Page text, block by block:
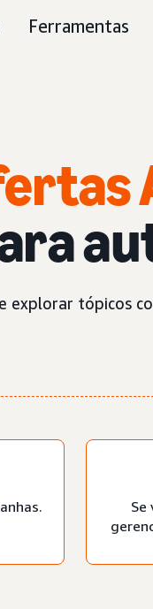
Ferramentas
explorar tópicos
Se